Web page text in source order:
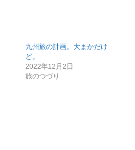
九州旅の計画。大まかだけ
ど。
2022年12月2日
旅のつづり